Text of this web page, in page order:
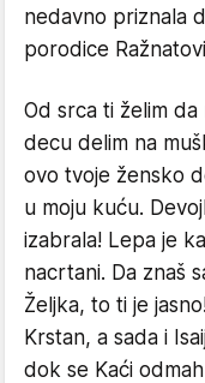
nedavno priznala
porodice
Od srca ti želim
decu delim na
ovo tvoje žensko
u moju kuću.
izabrala! Lepa je
nacrtani. Da znaš
Željka, to ti je
Krstan, a sada i
dok se Kaći